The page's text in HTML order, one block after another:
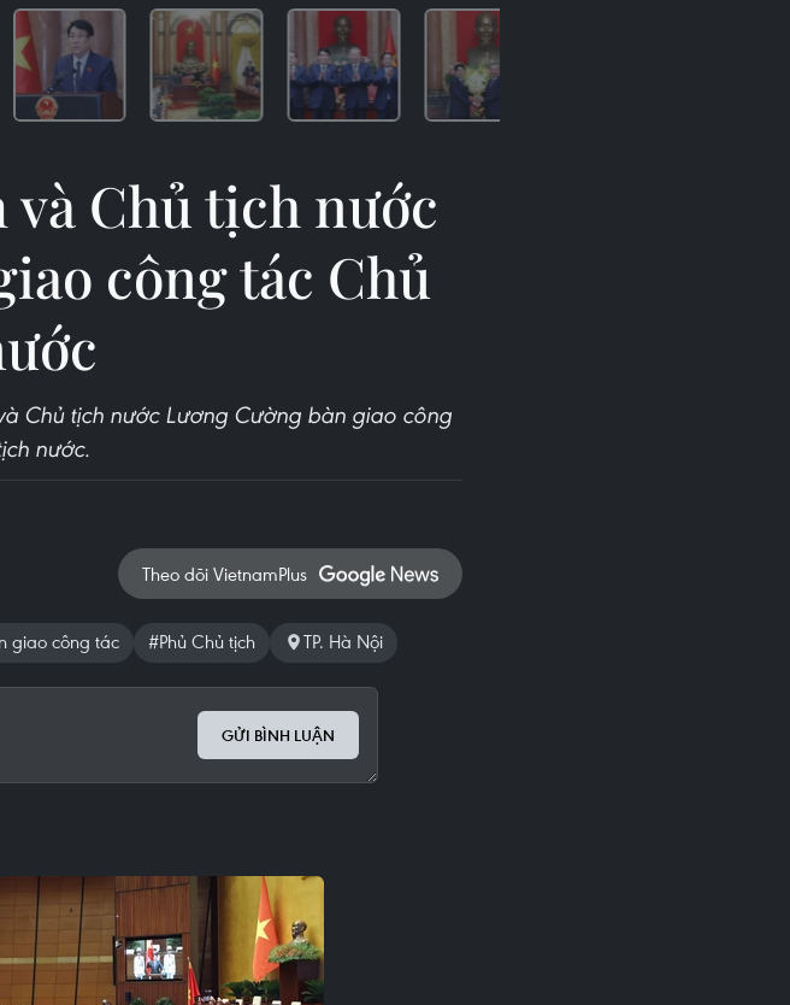
và Chủ tịch nước
công tác Chủ
Chủ tịch nước Lương Cường bàn giao công
nước.
Theo dõi VietnamPlus
giao công tác #Phủ Chủ tịch TP. Hà Nội
GỬI BÌNH LUẬN